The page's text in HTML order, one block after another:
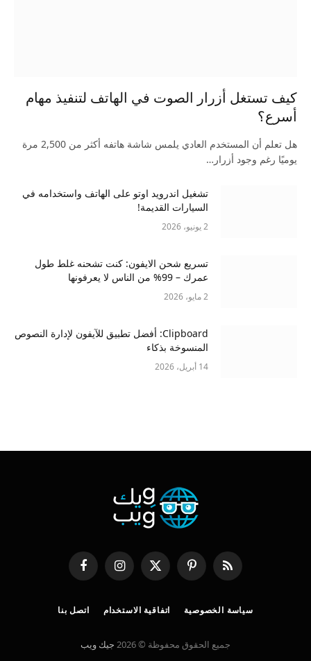
كيف تستغل أزرار الصوت في الهاتف لتنفيذ مهام
أسرع؟
هل تعلم أن المستخدم العادي يلمس شاشة هاتفه أكثر من 2,500 مرة
يوميًا رغم وجود أزرار…
تشغيل اندرويد اوتو على الهاتف واستخدامه في
السيارات القديمة!
2 يونيو، 2026
تسريع شحن الايفون: كنت تشحنه غلط طول
عمرك – 99% من الناس لا يعرفونها
2 مايو، 2026
Clipboard: أفضل تطبيق للآيفون لإدارة النصوص
المنسوخة بذكاء
14 أبريل، 2026
RSS بينتيريستX
(Twitter)
الانستغرامفيسبوك
سياسة الخصوصية اتفاقية الاستخدام اتصل بنا
جميع الحقوق محفوظة © 2026 جيك ويب